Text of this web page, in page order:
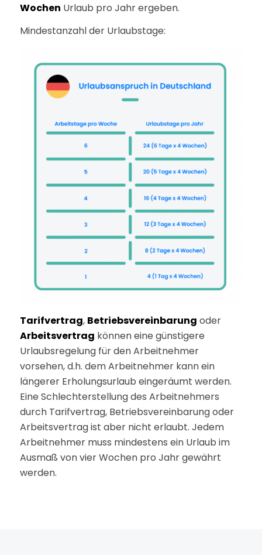
Wochen Urlaub pro Jahr ergeben.
Mindestanzahl der Urlaubstage:
Tarifvertrag, Betriebsvereinbarung oder
Arbeitsvertrag können eine günstigere
Urlaubsregelung für den Arbeitnehmer
vorsehen, d.h. dem Arbeitnehmer kann ein
längerer Erholungsurlaub eingeräumt werden.
Eine Schlechterstellung des Arbeitnehmers
durch Tarifvertrag, Betriebsvereinbarung oder
Arbeitsvertrag ist aber nicht erlaubt. Jedem
Arbeitnehmer muss mindestens ein Urlaub im
Ausmaß von vier Wochen pro Jahr gewährt
werden.